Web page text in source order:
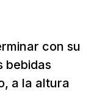
con su
bebidas
a la altura